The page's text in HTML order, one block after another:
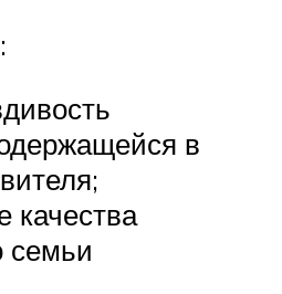
в
качества
семьи